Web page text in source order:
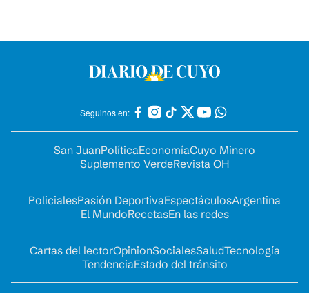
Seguinos en:
San JuanPolíticaEconomíaCuyo Minero
Suplemento VerdeRevista OH
PolicialesPasión DeportivaEspectáculosArgentina
El MundoRecetasEn las redes
Cartas del lectorOpinionSocialesSaludTecnología
TendenciaEstado del tránsito